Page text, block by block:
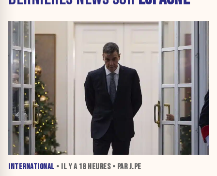
INTERNATIONAL • IL Y A 18 HEURES• PAR J.PE